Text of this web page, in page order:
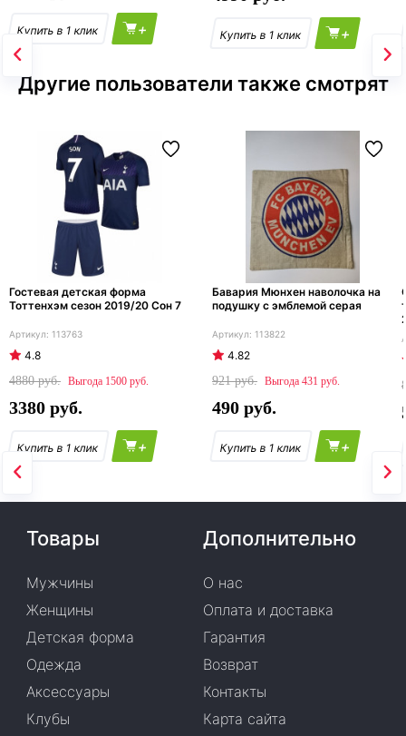
+ +
Другие пользователи также смотрят
Гостевая детская форма
Тоттенхэм сезон 2019/20 Сон 7
113763
4.8
4880
1500
3380
+
Бавария Мюнхен наволочка на
подушку с эмблемой серая
113822
4.82
921
431
490
+
Товары
Мужчины
Женщины
Детская форма
Одежда
Аксессуары
Клубы
Дополнительно
О нас
Оплата и доставка
Гарантия
Возврат
Контакты
Карта сайта